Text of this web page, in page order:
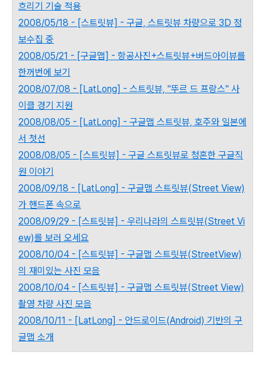
흐리기 기술 적용
2008/05/18 - [스트릿뷰] - 구글, 스트릿뷰 차량으로 3D 정
보수집 중
2008/05/21 - [구글맵] - 항공사진+스트릿뷰+버드아이뷰를
한꺼번에 보기
2008/07/08 - [LatLong] - 스트릿뷰, "뚜르 드 프랑스" 사
이클 경기 지원
2008/08/05 - [LatLong] - 구글맵 스트릿뷰, 호주와 일본에
서 첫선
2008/08/05 - [스트릿뷰] - 구글 스트릿뷰로 청혼한 구글직
원 이야기
2008/09/18 - [LatLong] - 구글맵 스트릿뷰(Street View)
가 핸드폰 속으로
2008/09/29 - [스트릿뷰] - 우리나라의 스트릿뷰(Street Vi
ew)를 보러 오세요
2008/10/04 - [스트릿뷰] - 구글맵 스트릿뷰(StreetView)
의 재미있는 사진 모음
2008/10/04 - [스트릿뷰] - 구글맵 스트릿뷰(Street View)
촬영 차량 사진 모음
2008/10/11 - [LatLong] - 안드로이드(Android) 기반의 구
글맵 소개